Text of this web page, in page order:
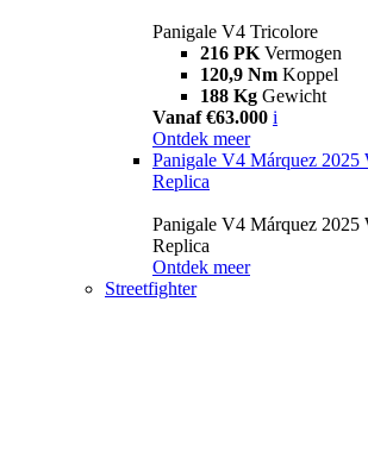
Panigale V4 Tricolore
216 PK Vermogen
120,9 Nm Koppel
188 Kg Gewicht
Vanaf €63.000 i
Ontdek meer
Panigale V4 Márquez 2025
Replica
Panigale V4 Márquez 2025
Replica
Ontdek meer
Streetfighter